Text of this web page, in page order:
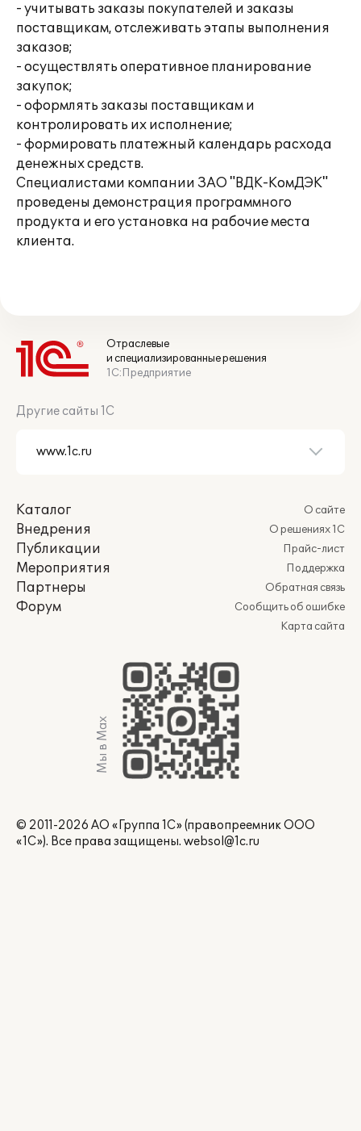
- учитывать заказы покупателей и заказы
поставщикам, отслеживать этапы выполнения
заказов;
- осуществлять оперативное планирование
закупок;
- оформлять заказы поставщикам и
контролировать их исполнение;
- формировать платежный календарь расхода
денежных средств.
Специалистами компании ЗАО "ВДК-КомДЭК"
проведены демонстрация программного
продукта и его установка на рабочие места
клиента.
Отраслевые
и специализированные решения
1С:Предприятие
Другие сайты 1С
Каталог
Внедрения
Публикации
Мероприятия
Партнеры
Форум
О сайте
О решениях 1С
Прайс-лист
Поддержка
Обратная связь
Сообщить об ошибке
Карта сайта
Мы в Max
© 2011-2026 АО «Группа 1С» (правопреемник ООО
«1С»). Все права защищены. websol@1c.ru